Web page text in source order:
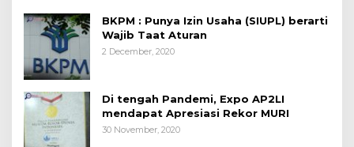
BKPM : Punya Izin Usaha (SIUPL) berarti
Wajib Taat Aturan
2 December, 2020
Di tengah Pandemi, Expo AP2LI
mendapat Apresiasi Rekor MURI
30 November, 2020